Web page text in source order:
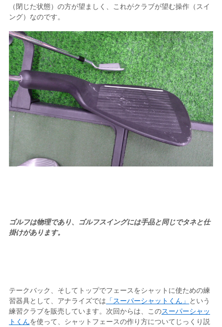
（閉じた状態）の方が望ましく、これがクラブが望む操作（スイ
ング）なのです。
ゴルフは物理であり、ゴルフスイングには手品と同じでタネと仕
掛けがあります。
テークバック、そしてトップでフェースをシャットに使ための練
習器具として、アナライズでは 「スーパーシャットくん」
という
練習クラブを販売しています。次回からは、このスーパーシャッ
トくんを使って、シャットフェースの作り方についてじっくり説